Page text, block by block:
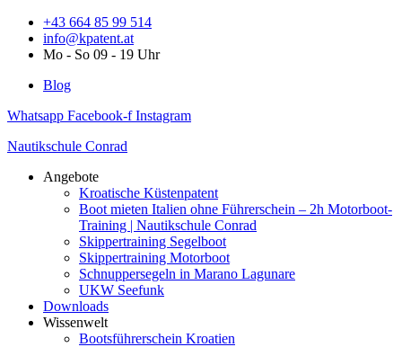
Zum
Inhalt
springen
+43 664 85 99 514
info@kpatent.at
Mo - So 09 - 19 Uhr
Blog
Whatsapp Facebook-f Instagram
Nautikschule Conrad
Angebote
Kroatische Küstenpatent
Boot mieten Italien ohne Führerschein – 2h Motorboot-
Training | Nautikschule Conrad
Skippertraining Segelboot
Skippertraining Motorboot
Schnuppersegeln in Marano Lagunare
UKW Seefunk
Downloads
Wissenwelt
Bootsführerschein Kroatien